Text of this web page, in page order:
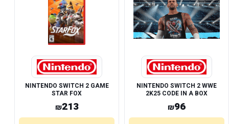
NINTENDO SWITCH 2 WWE
2K25 CODE IN A BOX
₪96
NINTENDO SWITCH 2 GAME
STAR FOX
₪213